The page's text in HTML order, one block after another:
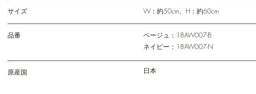
サイズ W：約50cm、H：約60cm
品番
ベージュ：18AW007-B
​ネイビー：18AW007-N
原産国 日本